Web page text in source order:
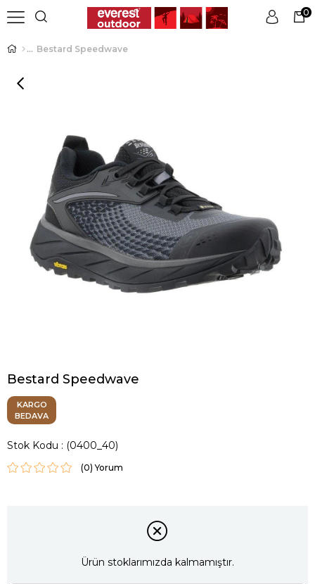
Üye Girişi
0
Bestard Speedwave
Bestard Speedwave
KARGO
BEDAVA
Stok Kodu (0400_40)
(0)
Ürün stoklarımızda kalmamıştır.